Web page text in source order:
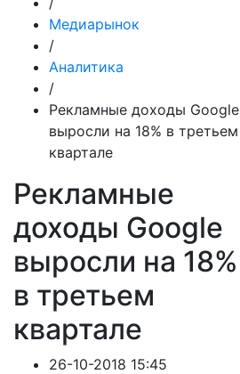
Медиарынок
/
Аналитика
/
Рекламные доходы Google
выросли на 18% в третьем
квартале
Рекламные
доходы Google
выросли на 18%
в третьем
квартале
26-10-2018 15:45